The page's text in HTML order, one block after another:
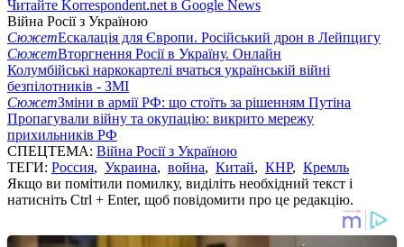
Читайте Korrespondent.net в Google News
Війна Росії з Україною
СюжетЕскалація для Європи. Російський дрон в Лейпцигу
СюжетВторгнення Росії в Україну. Онлайн
Колумбійські наркокартелі вчаться українській війні
безпілотників - ЗМІ
СюжетЗміни в армії РФ: що стоїть за рішенням Путіна
Пропагували війну та окупацію: викрито мережу
прихильників РФ
СПЕЦТЕМА: Війна Росії з Україною
ТЕГИ: Россия, Украина, война, Китай, КНР, Кремль
Якщо ви помітили помилку, виділіть необхідний текст і
натисніть Ctrl + Enter, щоб повідомити про це редакцію.